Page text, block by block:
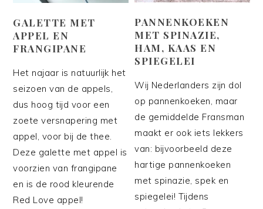
GALETTE MET
APPEL EN
FRANGIPANE
Het najaar is natuurlijk het
seizoen van de appels,
dus hoog tijd voor een
zoete versnapering met
appel, voor bij de thee.
Deze galette met appel is
voorzien van frangipane
en is de rood kleurende
Red Love appel!
PANNENKOEKEN
MET SPINAZIE,
HAM, KAAS EN
SPIEGELEI
Wij Nederlanders zijn dol
op pannenkoeken, maar
de gemiddelde Fransman
maakt er ook iets lekkers
van: bijvoorbeeld deze
hartige pannenkoeken
met spinazie, spek en
spiegelei! Tijdens